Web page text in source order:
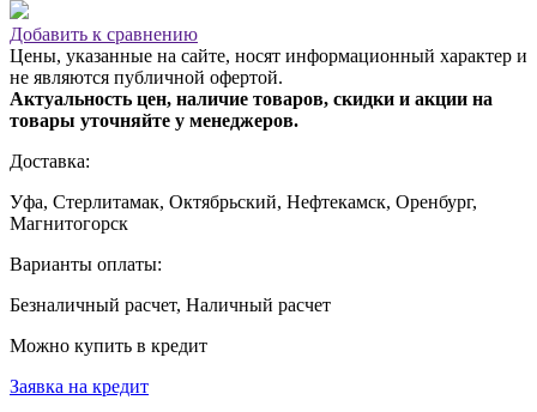
Добавить к сравнению
Цены, указанные на сайте, носят информационный характер и
не являются публичной офертой.
Актуальность цен, наличие товаров, скидки и акции на
товары уточняйте у менеджеров.
Доставка:
Уфа, Стерлитамак, Октябрьский, Нефтекамск, Оренбург,
Магнитогорск
Варианты оплаты:
Безналичный расчет, Наличный расчет
Можно купить в кредит
Заявка на кредит